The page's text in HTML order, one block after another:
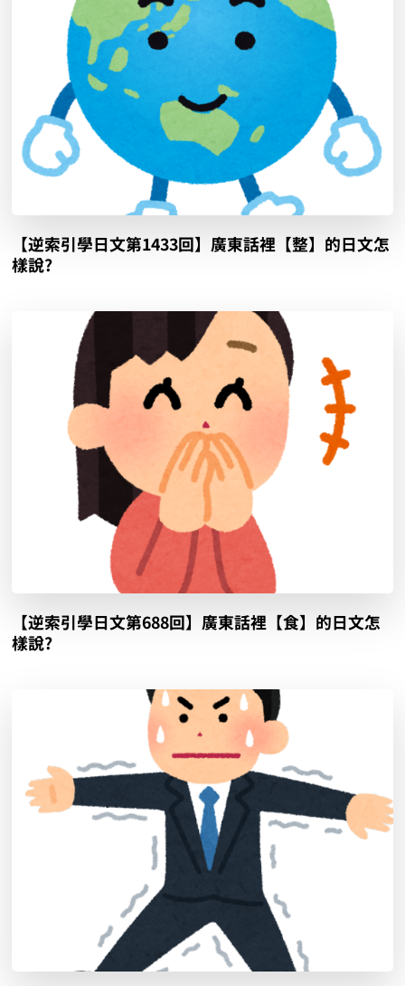
【逆索引學日文第1433回】廣東話裡【整】的日文怎
樣說?
【逆索引學日文第688回】廣東話裡【食】的日文怎
樣說?